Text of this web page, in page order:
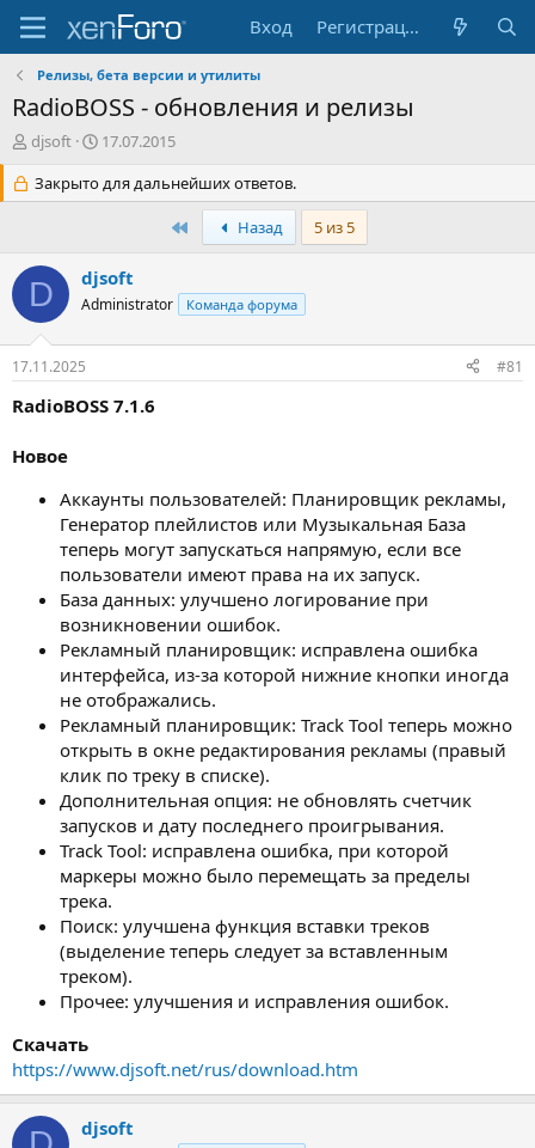
Вход Регистрация
Релизы, бета версии и утилиты
RadioBOSS - обновления и релизы
А
т
о
е
м
ы
djsoft
Д
т
а
а
л
17.07.2015
Закрыто для дальнейших ответов.
ПервыйНазад 5 из 5
D djsoft
Administrator Команда форума
17.11.2025 #81
RadioBOSS 7.1.6
Новое
Аккаунты пользователей: Планировщик рекламы,
Генератор плейлистов или Музыкальная База
теперь могут запускаться напрямую, если все
пользователи имеют права на их запуск.
База данных: улучшено логирование при
возникновении ошибок.
Рекламный планировщик: исправлена ошибка
интерфейса, из-за которой нижние кнопки иногда
не отображались.
Рекламный планировщик: Track Tool теперь можно
открыть в окне редактирования рекламы (правый
клик по треку в списке).
Дополнительная опция: не обновлять счетчик
запусков и дату последнего проигрывания.
Track Tool: исправлена ошибка, при которой
маркеры можно было перемещать за пределы
трека.
Поиск: улучшена функция вставки треков
(выделение теперь следует за вставленным
треком).
Прочее: улучшения и исправления ошибок.
Скачать
https://www.djsoft.net/rus/download.htm
djsoft